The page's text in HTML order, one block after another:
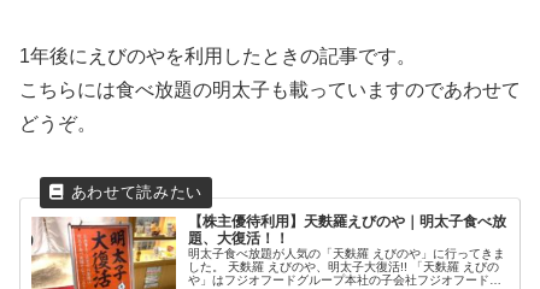
1年後にえびのやを利用したときの記事です。
こちらには食べ放題の明太子も載っていますのであわせて
どうぞ。
【株主優待利用】天麩羅えびのや｜明太子食べ放
題、大復活！！
明太子食べ放題が人気の「天麩羅 えびのや」に行ってきま
した。 天麩羅 えびのや、明太子大復活!! 「天麩羅 えびの
や」はフジオフードグループ本社の子会社フジオフードシ